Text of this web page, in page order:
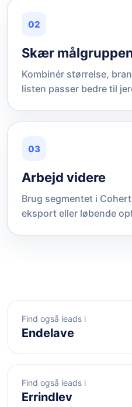
02
Skær
Kombinér størrelse,
listen passer bedre til
03
Arbejd videre
Brug segmentet i
eksport eller løbende
Find også leads i
Endelave
Find også leads i
Errindlev